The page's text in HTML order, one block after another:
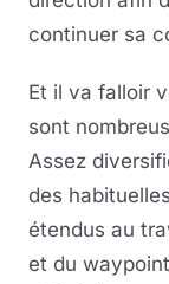
continuer sa
Et il va falloir
sont
Assez
des
étendus au
et du